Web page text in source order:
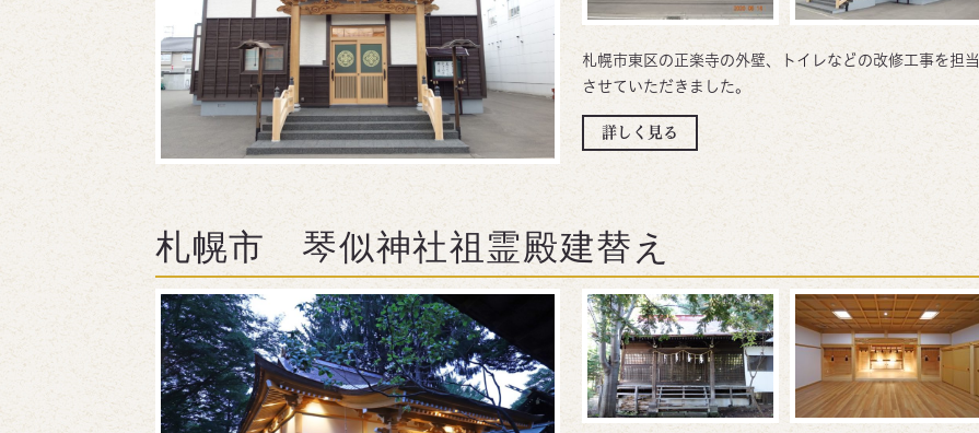
札幌市東区の正楽寺の外壁、トイレなどの改修工事を担当
させていただきました。
詳しく見る
札幌市 琴似神社祖霊殿建替え